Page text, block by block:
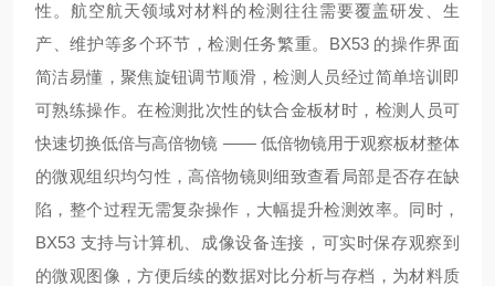
性。航空航天领域对材料的检测往往需要覆盖研发、生
产、维护等多个环节，检测任务繁重。BX53 的操作界面
简洁易懂，聚焦旋钮调节顺滑，检测人员经过简单培训即
可熟练操作。在检测批次性的钛合金板材时，检测人员可
快速切换低倍与高倍物镜 —— 低倍物镜用于观察板材整体
的微观组织均匀性，高倍物镜则细致查看局部是否存在缺
陷，整个过程无需复杂操作，大幅提升检测效率。同时，
BX53 支持与计算机、成像设备连接，可实时保存观察到
的微观图像，方便后续的数据对比分析与存档，为材料质